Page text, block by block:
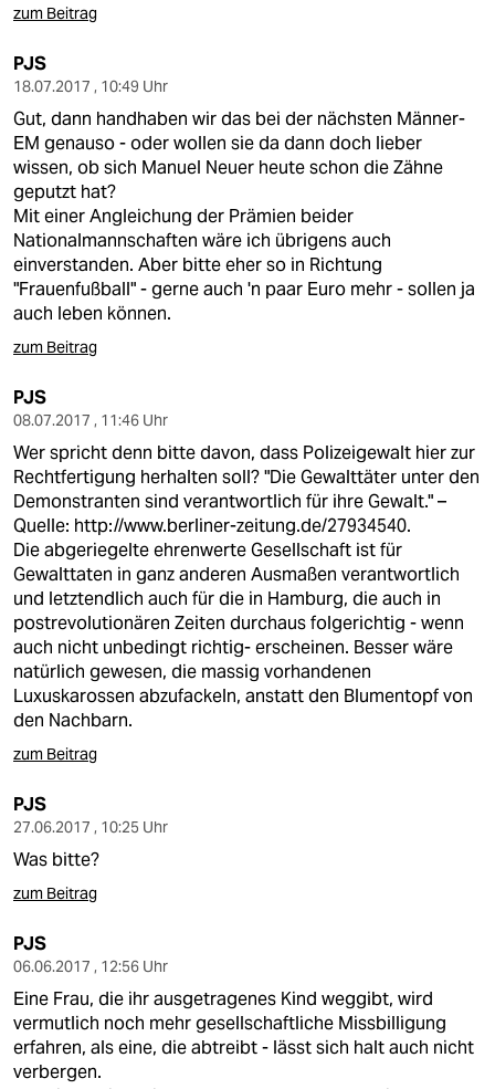
zum Beitrag
PJS
18.07.2017 , 10:49 Uhr
Gut, dann handhaben wir das bei der nächsten Männer-
EM genauso - oder wollen sie da dann doch lieber
wissen, ob sich Manuel Neuer heute schon die Zähne
geputzt hat?
Mit einer Angleichung der Prämien beider
Nationalmannschaften wäre ich übrigens auch
einverstanden. Aber bitte eher so in Richtung
"Frauenfußball" - gerne auch 'n paar Euro mehr - sollen ja
auch leben können.
zum Beitrag
PJS
08.07.2017 , 11:46 Uhr
Wer spricht denn bitte davon, dass Polizeigewalt hier zur
Rechtfertigung herhalten soll? "Die Gewalttäter unter den
Demonstranten sind verantwortlich für ihre Gewalt." –
Quelle: http://www.berliner-zeitung.de/27934540.
Die abgeriegelte ehrenwerte Gesellschaft ist für
Gewalttaten in ganz anderen Ausmaßen verantwortlich
und letztendlich auch für die in Hamburg, die auch in
postrevolutionären Zeiten durchaus folgerichtig - wenn
auch nicht unbedingt richtig- erscheinen. Besser wäre
natürlich gewesen, die massig vorhandenen
Luxuskarossen abzufackeln, anstatt den Blumentopf von
den Nachbarn.
zum Beitrag
PJS
27.06.2017 , 10:25 Uhr
Was bitte?
zum Beitrag
PJS
06.06.2017 , 12:56 Uhr
Eine Frau, die ihr ausgetragenes Kind weggibt, wird
vermutlich noch mehr gesellschaftliche Missbilligung
erfahren, als eine, die abtreibt - lässt sich halt auch nicht
verbergen.